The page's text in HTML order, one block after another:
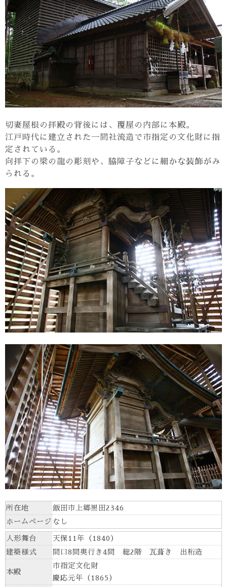
切妻屋根の拝殿の背後には、覆屋の内部に本殿。
江戸時代に建立された一間社流造で市指定の文化財に指
定されている。
向拝下の梁の龍の彫刻や、脇障子などに細かな装飾がみ
られる。
所在地
飯田市上郷黒田2346
ホームページ なし
人形舞台
天保11年（1840）
建築様式
間口8間奥行き4間 総2階 瓦葺き 出桁造
本殿
市指定文化財
慶応元年（1865）